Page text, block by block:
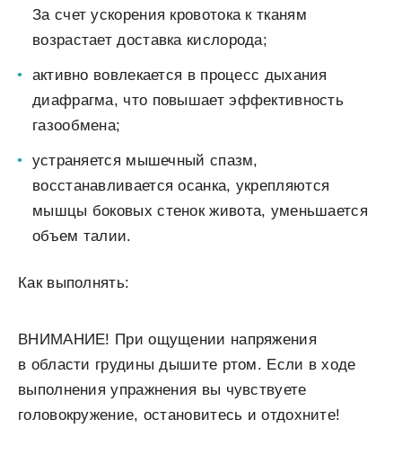
За счет ускорения кровотока к тканям
возрастает доставка кислорода;
активно вовлекается в процесс дыхания
диафрагма, что повышает эффективность
газообмена;
устраняется мышечный спазм,
восстанавливается осанка, укрепляются
мышцы боковых стенок живота, уменьшается
объем талии.
Как выполнять:
ВНИМАНИЕ! При ощущении напряжения
в области грудины дышите ртом. Если в ходе
выполнения упражнения вы чувствуете
головокружение, остановитесь и отдохните!